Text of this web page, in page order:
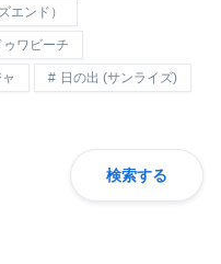
エンド）
ゥワビーチ
日の出 (サンライズ)
検索する